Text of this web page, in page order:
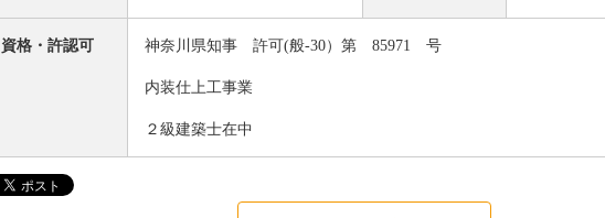
資格・許認可 神奈川県知事 許可(般-30）第 85971 号
内装仕上工事業
２級建築士在中